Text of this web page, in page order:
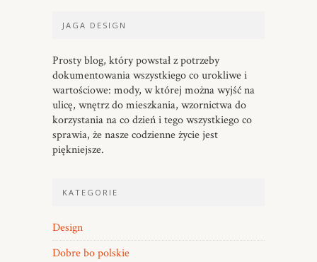
JAGA DESIGN
Prosty blog, który powstał z potrzeby
dokumentowania wszystkiego co urokliwe i
wartościowe: mody, w której można wyjść na
ulicę, wnętrz do mieszkania, wzornictwa do
korzystania na co dzień i tego wszystkiego co
sprawia, że nasze codzienne życie jest
piękniejsze.
KATEGORIE
Design
Dobre bo polskie